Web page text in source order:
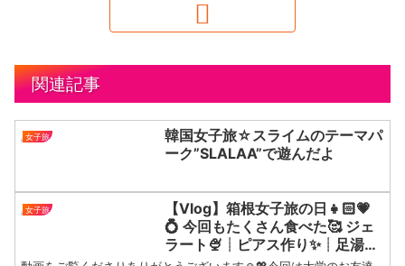
関連記事
女子旅
韓国女子旅☆スライムのテーマパ
ーク”SLALAA”で遊んだよ
女子旅
【Vlog】箱根女子旅の日👧🏻💗
💍 今回もたくさん食べた🥰 ジェ
ラート🍨┊︎ピアス作り✨┊︎足湯♨️
┊︎はこね饅頭┊︎箱根神社⛩┊︎強羅